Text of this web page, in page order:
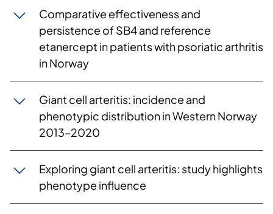
Comparative effectiveness and
persistence of SB4 and reference
etanercept in patients with psoriatic arthritis
in Norway
Giant cell arteritis: incidence and
phenotypic distribution in Western Norway
2013–2020
Exploring giant cell arteritis: study highlights
phenotype influence